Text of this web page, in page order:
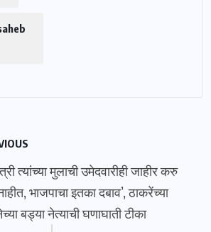
त्यांच्या मुलाची उमेदवारीही जाहीर करु
भाजपाचा इतका दबाव’, ठाकरेंच्या
बड्या नेत्याची घणाघाती टीका